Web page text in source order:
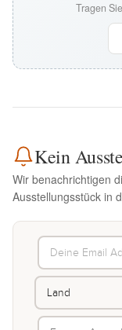
Tragen
Kein
Wir benachrichtigen
Ausstellungsstück in